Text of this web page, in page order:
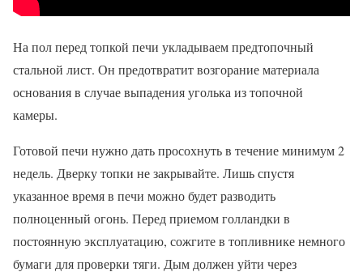
На пол перед топкой печи укладываем предтопочный
стальной лист. Он предотвратит возгорание материала
основания в случае выпадения уголька из топочной
камеры.
Готовой печи нужно дать просохнуть в течение минимум 2
недель. Дверку топки не закрывайте. Лишь спустя
указанное время в печи можно будет разводить
полноценный огонь. Перед приемом голландки в
постоянную эксплуатацию, сожгите в топливнике немного
бумаги для проверки тяги. Дым должен уйти через